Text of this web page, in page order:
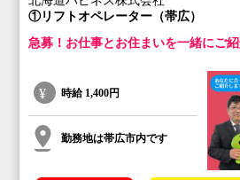
①リフトオペレーター（帯広）
急募！お仕事とお住まいを一緒にご紹
時給 1,400円
勤務地は帯広市内です